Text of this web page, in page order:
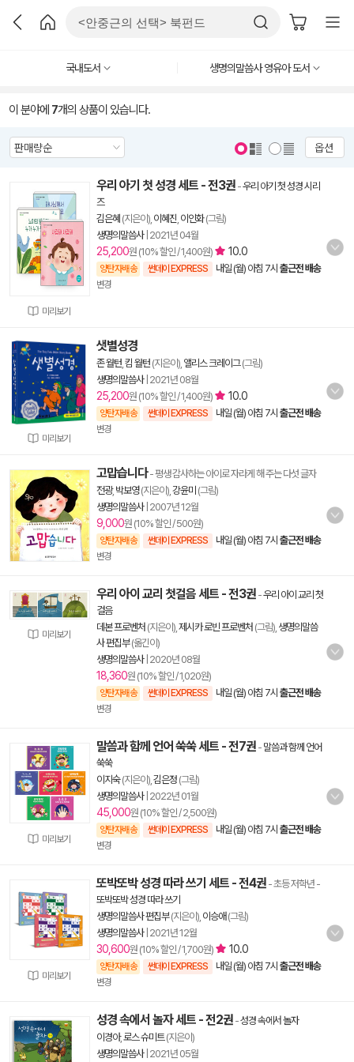
국내도서 생명의말씀사 영유아 도서
이 분야에 7개의 상품이 있습니다.
옵션
미리보기
우리 아기 첫 성경 세트 - 전3권 -우리 아기 첫 성경 시리
즈
김은혜 (지은이), 이혜진 이인화(그림)
생명의말씀사| 2021년 04월
25,200원 (10% 할인 / 1,400원) 10.0
양탄자배송 썬데이 EXPRESS 내일 (월) 아침 7시 출근전 배송
변경
미리보기
샛별성경
존 월턴 킴 월턴 (지은이), 앨리스 크레이그(그림)
생명의말씀사| 2021년 08월
25,200원 (10% 할인 / 1,400원) 10.0
양탄자배송 썬데이 EXPRESS 내일 (월) 아침 7시 출근전 배송
변경
고맙습니다- 평생 감사하는 아이로 자라게 해 주는 다섯 글자
전광, 박보영(지은이), 강윤미 (그림)
생명의말씀사| 2007년 12월
9,000원 (10% 할인 / 500원)
양탄자배송 썬데이 EXPRESS 내일 (월) 아침 7시 출근전 배송
변경
미리보기
우리 아이 교리 첫걸음 세트 - 전3권 -우리 아이 교리 첫
걸음
데본 프로벤처 (지은이), 제시카 로빈 프로벤처 (그림), 생명의말씀
사 편집부(옮긴이)
생명의말씀사| 2020년 08월
18,360원 (10% 할인 / 1,020원)
양탄자배송 썬데이 EXPRESS 내일 (월) 아침 7시 출근전 배송
변경
미리보기
말씀과 함께 언어 쑥쑥 세트 - 전7권 - 말씀과 함께 언어
쑥쑥
이지숙(지은이), 김은정 (그림)
생명의말씀사| 2022년 01월
45,000원 (10% 할인 / 2,500원)
양탄자배송 썬데이 EXPRESS 내일 (월) 아침 7시 출근전 배송
변경
미리보기
또박또박 성경 따라 쓰기 세트 - 전4권 - 초등 저학년 -
또박또박 성경 따라 쓰기
생명의말씀사 편집부(지은이), 이승애 (그림)
생명의말씀사| 2021년 12월
30,600원 (10% 할인 / 1,700원) 10.0
양탄자배송 썬데이 EXPRESS 내일 (월) 아침 7시 출근전 배송
변경
성경 속에서 놀자 세트 - 전2권 -성경 속에서 놀자
이경아,로스 슈미트(지은이)
생명의말씀사| 2021년 05월